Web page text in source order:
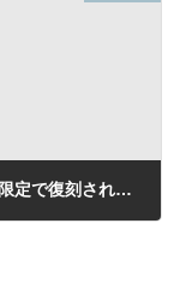
Nike Air Force 1 High 07 WB久しぶりに限定で復刻されました！